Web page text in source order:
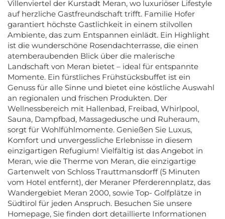
Villenviertel der Kurstadt Meran, wo luxuriöser Lifestyle
auf herzliche Gastfreundschaft trifft. Familie Hofer
garantiert höchste Gastlichkeit in einem stilvollen
Ambiente, das zum Entspannen einlädt. Ein Highlight
ist die wunderschöne Rosendachterrasse, die einen
atemberaubenden Blick über die malerische
Landschaft von Meran bietet – ideal für entspannte
Momente. Ein fürstliches Frühstücksbuffet ist ein
Genuss für alle Sinne und bietet eine köstliche Auswahl
an regionalen und frischen Produkten. Der
Wellnessbereich mit Hallenbad, Freibad, Whirlpool,
Sauna, Dampfbad, Massagedusche und Ruheraum,
sorgt für Wohlfühlmomente. Genießen Sie Luxus,
Komfort und unvergessliche Erlebnisse in diesem
einzigartigen Refugium! Vielfältig ist das Angebot in
Meran, wie die Therme von Meran, die einzigartige
Gartenwelt von Schloss Trauttmansdorff (5 Minuten
vom Hotel entfernt), der Meraner Pferderennplatz, das
Wandergebiet Meran 2000, sowie Top- Golfplätze in
Südtirol für jeden Anspruch. Besuchen Sie unsere
Homepage, Sie finden dort detaillierte Informationen